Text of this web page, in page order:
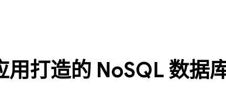
用打造的 NoSQL 数据